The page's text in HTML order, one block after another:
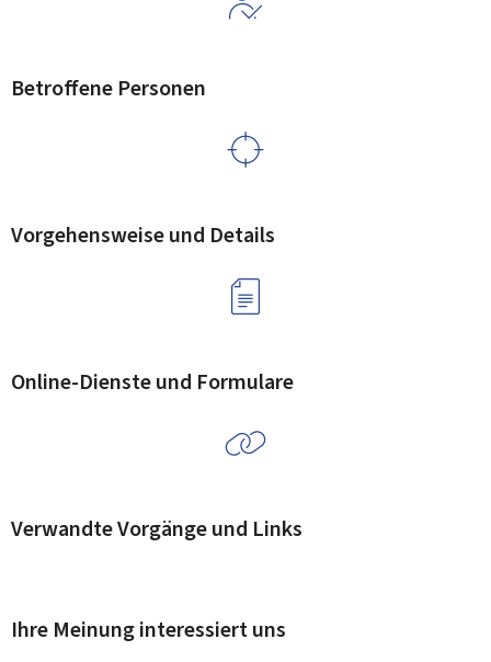
Betroffene Personen
Vorgehensweise und Details
Online-Dienste und Formulare
Verwandte Vorgänge und Links
Ihre Meinung interessiert uns